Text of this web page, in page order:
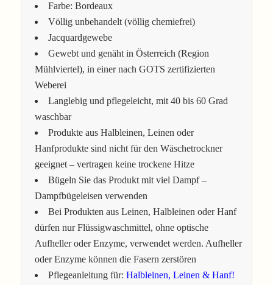
Farbe: Bordeaux
Völlig unbehandelt (völlig chemiefrei)
Jacquardgewebe
Gewebt und genäht in Österreich (Region
Mühlviertel), in einer nach GOTS zertifizierten
Weberei
Langlebig und pflegeleicht, mit 40 bis 60 Grad
waschbar
Produkte aus Halbleinen, Leinen oder
Hanfprodukte sind nicht für den Wäschetrockner
geeignet – vertragen keine trockene Hitze
Bügeln Sie das Produkt mit viel Dampf –
Dampfbügeleisen verwenden
Bei Produkten aus Leinen, Halbleinen oder Hanf
dürfen nur Flüssigwaschmittel, ohne optische
Aufheller oder Enzyme, verwendet werden. Aufheller
oder Enzyme können die Fasern zerstören
Pflegeanleitung für: Halbleinen, Leinen & Hanf!